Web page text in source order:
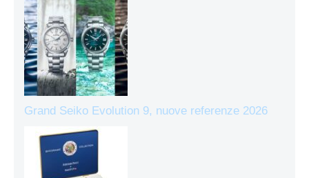
Grand Seiko Evolution 9, nuove referenze 2026